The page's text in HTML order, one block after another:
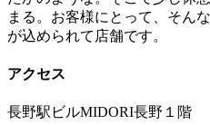
まる。お客様にとって、そん
が込められて店舗です。
アクセス
長野駅ビルMIDORI長野１階